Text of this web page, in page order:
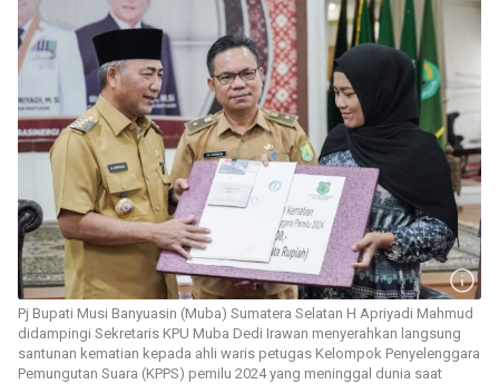
Pj Bupati Musi Banyuasin (Muba) Sumatera Selatan H Apriyadi Mahmud
didampingi Sekretaris KPU Muba Dedi Irawan menyerahkan langsung
santunan kematian kepada ahli waris petugas Kelompok Penyelenggara
Pemungutan Suara (KPPS) pemilu 2024 yang meninggal dunia saat